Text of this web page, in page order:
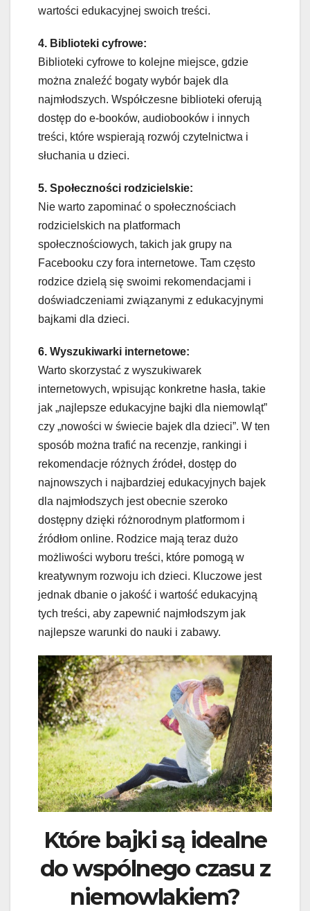
wartości edukacyjnej swoich treści.
4. Biblioteki cyfrowe:
Biblioteki cyfrowe to kolejne miejsce, gdzie
można znaleźć bogaty wybór bajek dla
najmłodszych. Współczesne biblioteki oferują
dostęp do e-booków, audiobooków i innych
treści, które wspierają rozwój czytelnictwa i
słuchania u dzieci.
5. Społeczności rodzicielskie:
Nie warto zapominać o społecznościach
rodzicielskich na platformach
społecznościowych, takich jak grupy na
Facebooku czy fora internetowe. Tam często
rodzice dzielą się swoimi rekomendacjami i
doświadczeniami związanymi z edukacyjnymi
bajkami dla dzieci.
6. Wyszukiwarki internetowe:
Warto skorzystać z wyszukiwarek
internetowych, wpisując konkretne hasła, takie
jak „najlepsze edukacyjne bajki dla niemowląt”
czy „nowości w świecie bajek dla dzieci”. W ten
sposób można trafić na recenzje, rankingi i
rekomendacje różnych źródeł, dostęp do
najnowszych i najbardziej edukacyjnych bajek
dla najmłodszych jest obecnie szeroko
dostępny dzięki różnorodnym platformom i
źródłom online. Rodzice mają teraz dużo
możliwości wyboru treści, które pomogą w
kreatywnym rozwoju ich dzieci. Kluczowe jest
jednak dbanie o jakość i wartość edukacyjną
tych treści, aby zapewnić najmłodszym jak
najlepsze warunki do nauki i zabawy.
Które bajki są idealne
do wspólnego czasu z
niemowlakiem?